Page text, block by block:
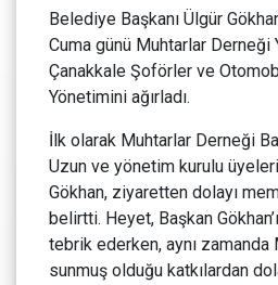
Belediye Başkanı Ülgür
Cuma günü Muhtarlar Derneği
Çanakkale Şoförler ve
Yönetimini ağırladı.
İlk olarak Muhtarlar Derneği
Uzun ve yönetim kurulu
Gökhan, ziyaretten dolayı
belirtti. Heyet, Başkan
tebrik ederken, aynı zamanda
sunmuş olduğu katkılardan